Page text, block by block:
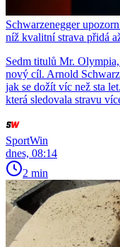
Schwarzenegger
níž kvalitní strava přidá
Sedm titulů Mr.
nový cíl. Arnold
jak se dožít víc než sta
která sledovala stravu
SportWin
dnes, 08:14
2 min